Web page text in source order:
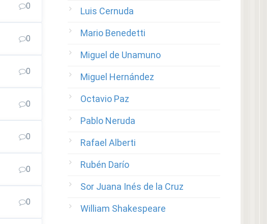
0
0
0
0
0
0
0
Luis Cernuda
Mario Benedetti
Miguel de Unamuno
Miguel Hernández
Octavio Paz
Pablo Neruda
Rafael Alberti
Rubén Darío
Sor Juana Inés de la Cruz
William Shakespeare